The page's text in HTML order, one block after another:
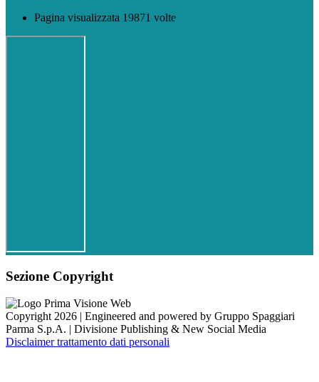
Pagina visualizzata 19871 volte
Sezione Copyright
Copyright 2026 | Engineered and powered by Gruppo Spaggiari
Parma S.p.A. | Divisione Publishing & New Social Media
Disclaimer trattamento dati personali